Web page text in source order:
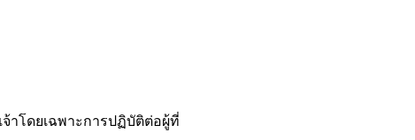
าโดยเฉพาะการปฏิบัติต่อผู้ที่